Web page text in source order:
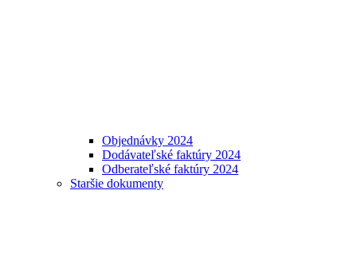
Objednávky 2024
Dodávateľské faktúry 2024
Odberateľské faktúry 2024
Staršie dokumenty